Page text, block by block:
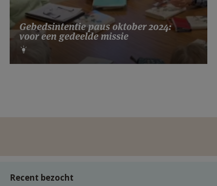
Gebedsintentie paus oktober 2024:
voor een gedeelde missie
Recent bezocht